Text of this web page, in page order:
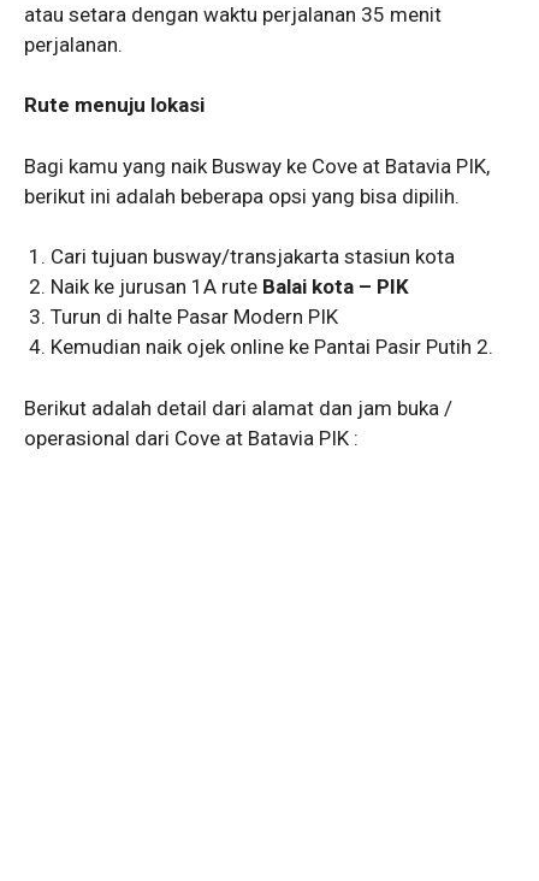
atau setara dengan waktu perjalanan 35 menit
perjalanan.
Rute menuju lokasi
Bagi kamu yang naik Busway ke Cove at Batavia PIK,
berikut ini adalah beberapa opsi yang bisa dipilih.
Cari tujuan busway/transjakarta stasiun kota
Naik ke jurusan 1A rute Balai kota – PIK
Turun di halte Pasar Modern PIK
Kemudian naik ojek online ke Pantai Pasir Putih 2.
Berikut adalah detail dari alamat dan jam buka /
operasional dari Cove at Batavia PIK :